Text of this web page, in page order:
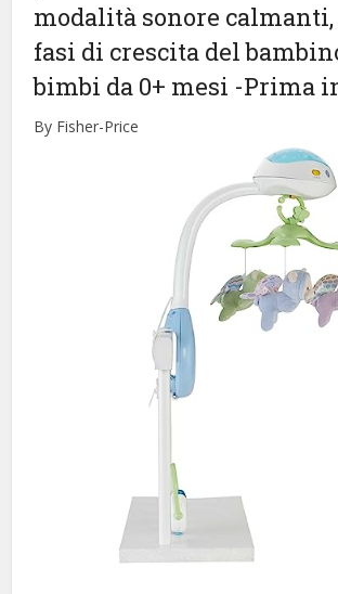
modalità sonore calmanti,
fasi di crescita del
bimbi da 0+ mesi -Prima
By Fisher-Price